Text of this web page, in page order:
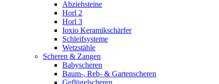
Abziehsteine
Horl 2
Horl 3
Ioxio Keramikschärfer
Schleifsysteme
Wetzstähle
Scheren & Zangen
Babyscheren
Baum-, Reb- & Gartenscheren
Geflügelscheren